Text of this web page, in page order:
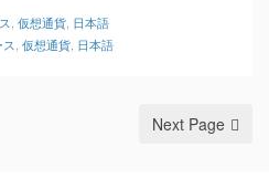
仮想通貨 日本語
仮想通貨 日本語
Next Page